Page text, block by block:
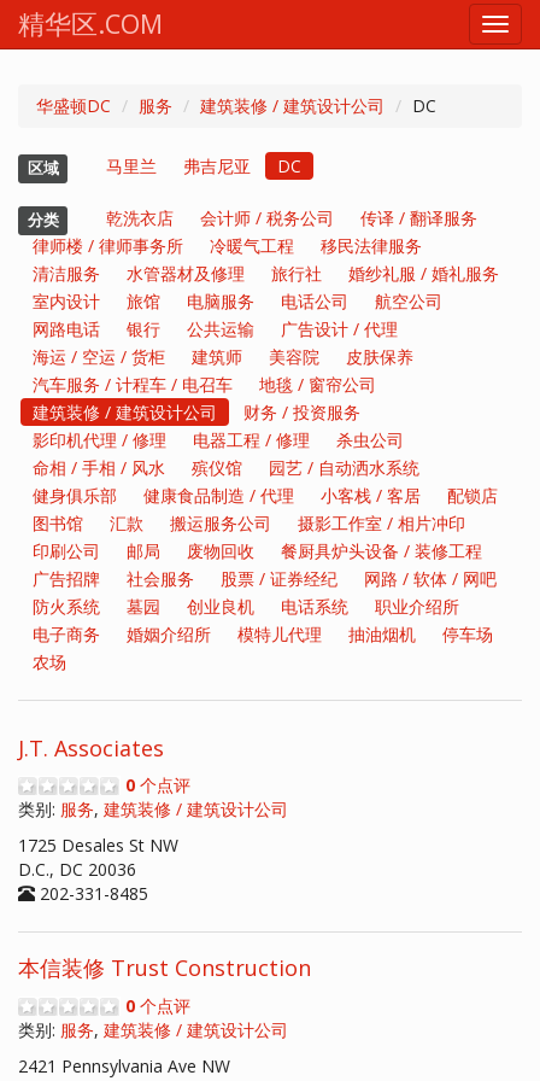
精华区.COM
华盛顿DC 服务 建筑装修 / 建筑设计公司 DC
区域 马里兰 弗吉尼亚 DC
分类 乾洗衣店 会计师 / 税务公司
传译 / 翻译服务
律师楼 / 律师事务所
冷暖气工程
移民法律服务
清洁服务
水管器材及修理 旅行社
婚纱礼服 / 婚礼服务
室内设计
旅馆 电脑服务 电话公司
航空公司
网路电话
银行 公共运输
广告设计 / 代理
海运 / 空运 / 货柜
建筑师 美容院
皮肤保养
汽车服务 / 计程车 / 电召车
地毯 / 窗帘公司
建筑装修 / 建筑设计公司
财务 / 投资服务
影印机代理 / 修理
电器工程 / 修理
杀虫公司
命相 / 手相 / 风水
殡仪馆
园艺 / 自动洒水系统
健身俱乐部
健康食品制造 / 代理 小客栈 / 客居
配锁店
图书馆
汇款 搬运服务公司
摄影工作室 / 相片冲印
印刷公司
邮局 废物回收
餐厨具炉头设备 / 装修工程
广告招牌
社会服务 股票 / 证券经纪
网路 / 软体 / 网吧
防火系统
墓园 创业良机 电话系统
职业介绍所
电子商务
婚姻介绍所 模特儿代理 抽油烟机
停车场
农场
J.T. Associates
0 个点评
类别: 服务, 建筑装修 / 建筑设计公司
1725 Desales St NW
D.C., DC 20036
202-331-8485
本信装修 Trust Construction
0 个点评
类别: 服务, 建筑装修 / 建筑设计公司
2421 Pennsylvania Ave NW